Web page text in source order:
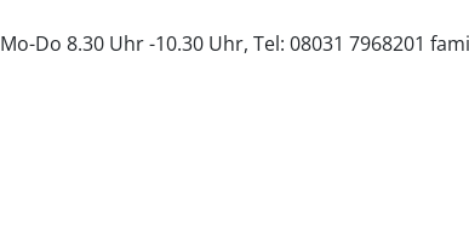
Do 8.30 Uhr -10.30 Uhr, Tel: 08031 7968201